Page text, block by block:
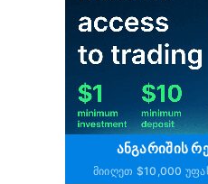
ᲐᲜᲒᲐᲠᲘᲨᲘᲡ
Მიიღეთ $10,000